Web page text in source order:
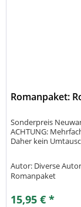
Romanpaket:
Sonderpreis
ACHTUNG:
Daher kein
Autor: Diverse
Romanpaket
15,95 € *